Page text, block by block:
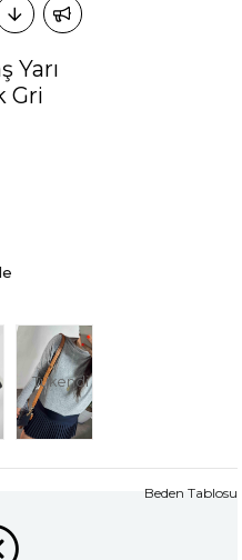
Yarı
Gri
Tükendi
Beden Tablosu